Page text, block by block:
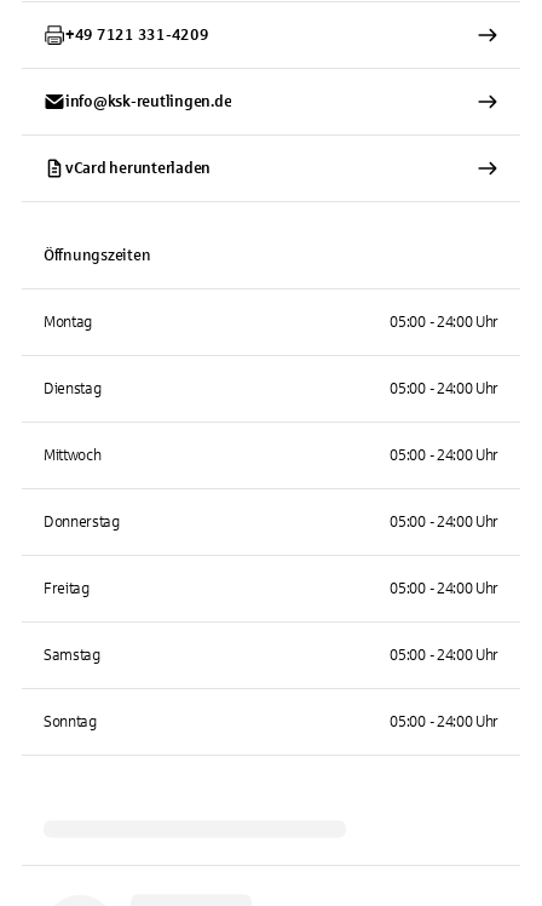
+49 7121 331-4209
info@ksk-reutlingen.de
vCard herunterladen
Öffnungszeiten
Montag 05:00 - 24:00 Uhr
Dienstag 05:00 - 24:00 Uhr
Mittwoch 05:00 - 24:00 Uhr
Donnerstag 05:00 - 24:00 Uhr
Freitag 05:00 - 24:00 Uhr
Samstag 05:00 - 24:00 Uhr
Sonntag 05:00 - 24:00 Uhr